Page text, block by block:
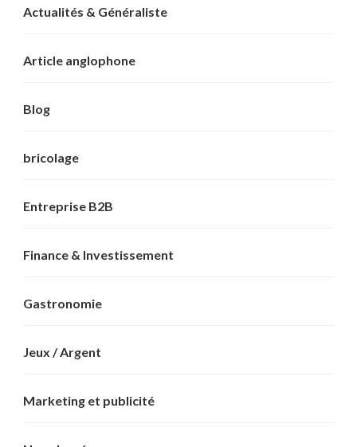
Actualités & Généraliste
Article anglophone
Blog
bricolage
Entreprise B2B
Finance & Investissement
Gastronomie
Jeux / Argent
Marketing et publicité